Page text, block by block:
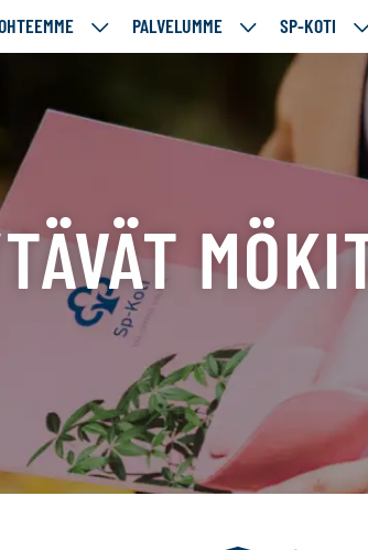
KOHTEEMME
PALVELUMME
PALVELUMME
ALASIVUT
SP-KOTI